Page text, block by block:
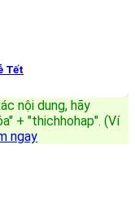
Tết
nội dung, hãy
+ "thichhohap". (Ví
ngay